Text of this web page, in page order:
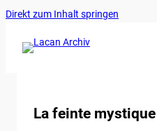
Direkt zum Inhalt springen
La feinte mystique